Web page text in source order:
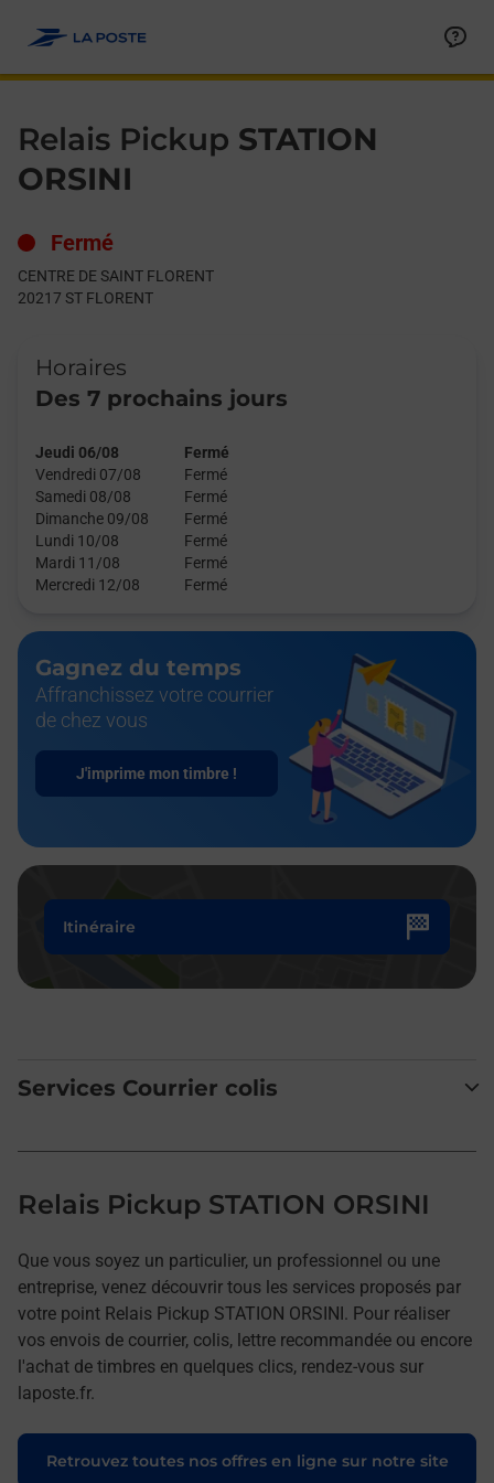
Relais Pickup STATION
ORSINI
Fermé
CENTRE DE SAINT FLORENT
20217 ST FLORENT
Horaires
Des 7 prochains jours
Jeudi 06/08
Fermé
Vendredi 07/08
Fermé
Samedi 08/08
Fermé
Dimanche 09/08
Fermé
Lundi 10/08
Fermé
Mardi 11/08
Fermé
Mercredi 12/08
Fermé
Gagnez du temps
Affranchissez votre courrier
de chez vous
J'imprime mon timbre !
Itinéraire
Services Courrier colis
Relais Pickup STATION ORSINI
Que vous soyez un particulier, un professionnel ou une
entreprise, venez découvrir tous les services proposés par
votre point Relais Pickup STATION ORSINI. Pour réaliser
vos envois de courrier, colis, lettre recommandée ou encore
l'achat de timbres en quelques clics, rendez-vous sur
laposte.fr.
Retrouvez toutes nos offres en ligne sur notre site